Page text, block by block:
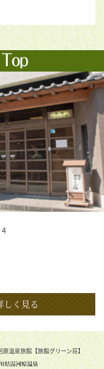
しく見る
温泉旅館【旅館グリーン荘】